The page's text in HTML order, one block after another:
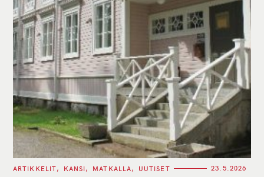
C
ARTIKKELIT KANSI MATKALLA UUTISET 23.5.2026